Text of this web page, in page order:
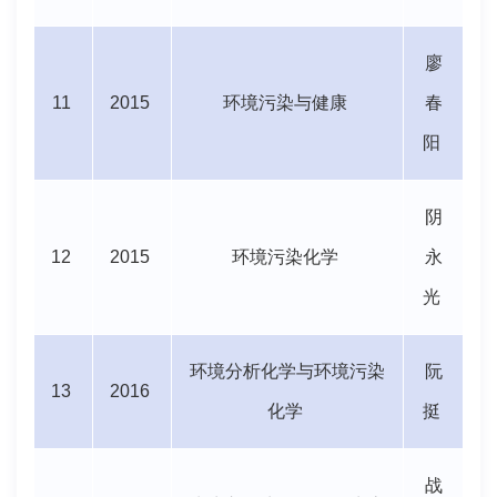
11 2015 环境污染与健康
廖
春
阳
12 2015 环境污染化学
阴
永
光
13 2016
环境分析化学与环境污染
化学
阮
挺
战